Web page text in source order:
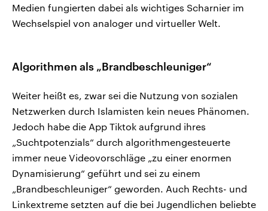
Medien fungierten dabei als wichtiges Scharnier im
Wechselspiel von analoger und virtueller Welt.
Algorithmen als „Brandbeschleuniger“
Weiter heißt es, zwar sei die Nutzung von sozialen
Netzwerken durch Islamisten kein neues Phänomen.
Jedoch habe die App Tiktok aufgrund ihres
„Suchtpotenzials“ durch algorithmengesteuerte
immer neue Videovorschläge „zu einer enormen
Dynamisierung“ geführt und sei zu einem
„Brandbeschleuniger“ geworden. Auch Rechts- und
Linkextreme setzten auf die bei Jugendlichen beliebte